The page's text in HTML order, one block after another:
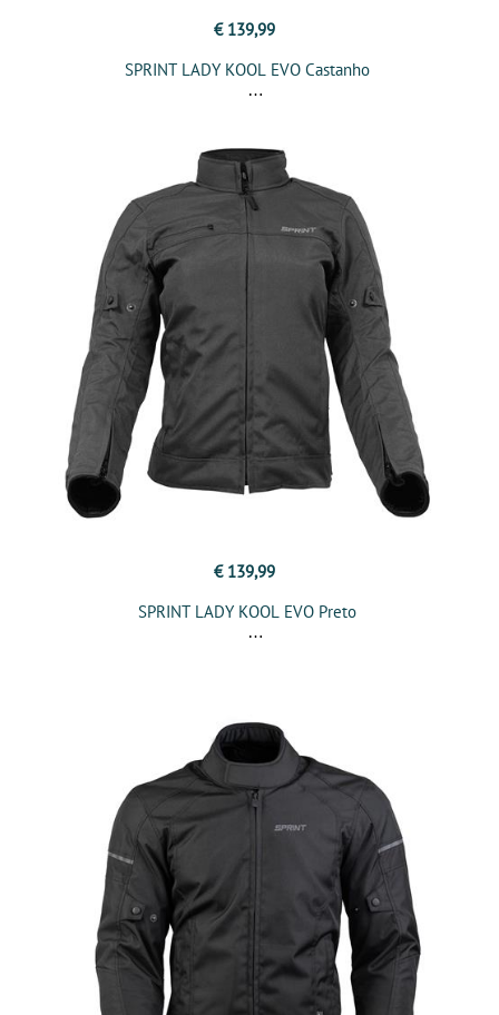
€ 139,99
SPRINT LADY KOOL EVO Castanho
€ 139,99
SPRINT LADY KOOL EVO Preto